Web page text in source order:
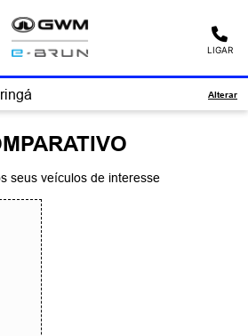
LIGAR
Alterar
seus veículos de interesse